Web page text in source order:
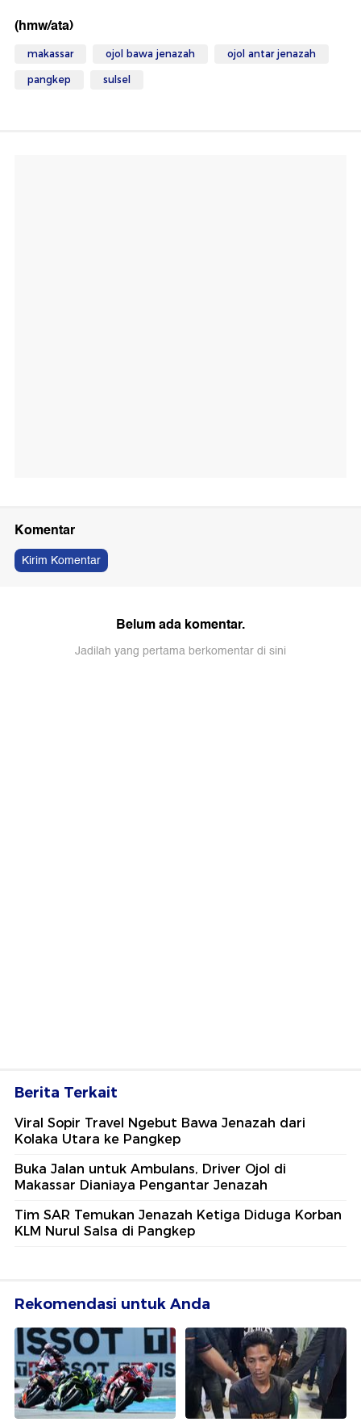
(hmw/ata)
makassar ojol bawa jenazah ojol antar jenazah
pangkep sulsel
Komentar
Kirim Komentar
Belum ada komentar.
Jadilah yang pertama berkomentar di sini
Berita Terkait
Viral Sopir Travel Ngebut Bawa Jenazah dari
Kolaka Utara ke Pangkep
Buka Jalan untuk Ambulans, Driver Ojol di
Makassar Dianiaya Pengantar Jenazah
Tim SAR Temukan Jenazah Ketiga Diduga Korban
KLM Nurul Salsa di Pangkep
Rekomendasi untuk Anda